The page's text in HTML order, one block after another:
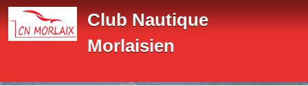
Club Nautique
Morlaisien
Panneau de gestion des cookies